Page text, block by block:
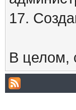
17.
В целом,